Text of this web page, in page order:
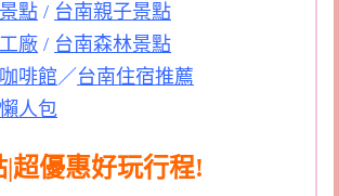
點 / 台南親子景點
廠 / 台南森林景點
啡館／ 台南住宿推薦
人包
超優惠好玩行程!